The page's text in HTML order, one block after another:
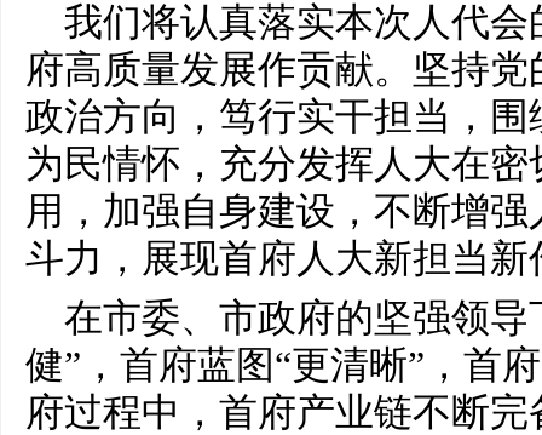
我们将认真落实本次人代
府高质量发展作贡献。坚持
政治方向，笃行实干担当，
为民情怀，充分发挥人大在
用，加强自身建设，不断增
斗力，展现首府人大新担当新
在市委、市政府的坚强领导
健”，首府蓝图“更清晰”，首
府过程中，首府产业链不断